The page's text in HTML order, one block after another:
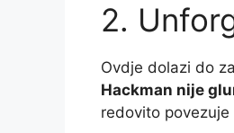
2.
Ovdje dolazi do
Hackman nije
redovito